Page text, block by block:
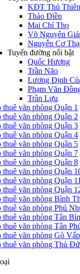
KĐT Thủ
Thảo Điền
Mai Chí Thọ
Võ Nguyên
Nguyễn Cơ
Tuyến đường nổi bật
Quốc Hương
Trần Não
Lương Định
Phạm Văn
Trần Lựu
thuê văn phòng Quận 1
thuê văn phòng Quận 2
thuê văn phòng Quận 3
thuê văn phòng Quận 4
thuê văn phòng Quận 5
thuê văn phòng Quận 7
thuê văn phòng Quận 8
thuê văn phòng Quận
thuê văn phòng Quận 11
thuê văn phòng Quận
thuê văn phòng Bình
thuê văn phòng Phú
thuê văn phòng Tân
thuê văn phòng Tân
thuê văn phòng Gò Vấp
thuê văn phòng Thủ